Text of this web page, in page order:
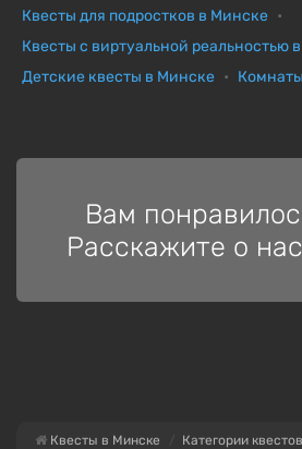
Квесты для подростков в Минске
Квесты с виртуальной реальностью
Детские квесты в Минске
Вам
Расскажите о
Квесты в Минске
Категории